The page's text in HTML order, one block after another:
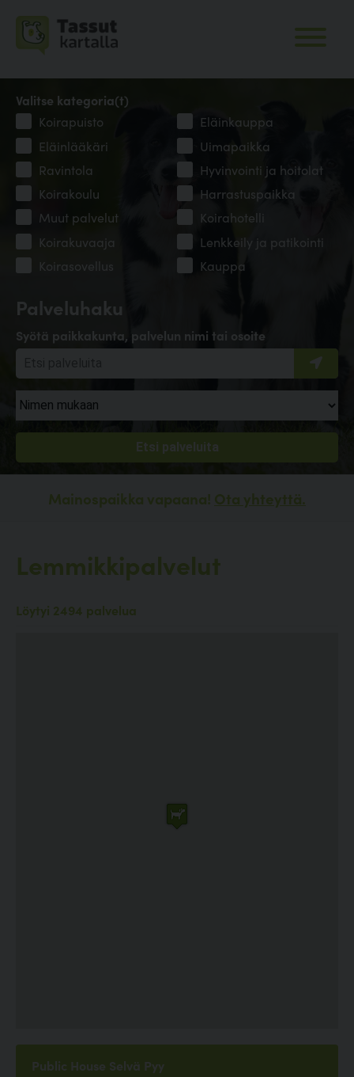
Palveluhaku
Syötä paikkakunta, palvelun nimi tai osoite
Valitse kategoria(t)
Koirapuisto
Eläinkauppa
Eläinlääkäri
Uimapaikka
Ravintola
Hyvinvointi ja hoitolat
Koirakoulu
Harrastuspaikka
Muut palvelut
Koirahotelli
Koirakuvaaja
Lenkkeily ja patikointi
Koirasovellus
Kauppa
Mainospaikka vapaana! Ota yhteyttä.
Lemmikkipalvelut
Löytyi 2494 palvelua
Public House Selvä Pyy